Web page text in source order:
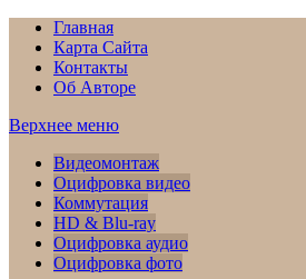
Главная
Карта Сайта
Контакты
Об Авторе
Верхнее меню
Видеомонтаж
Оцифровка видео
Коммутация
HD & Blu-ray
Оцифровка аудио
Оцифровка фото